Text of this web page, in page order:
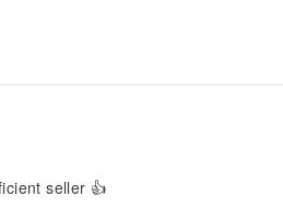
seller 👍